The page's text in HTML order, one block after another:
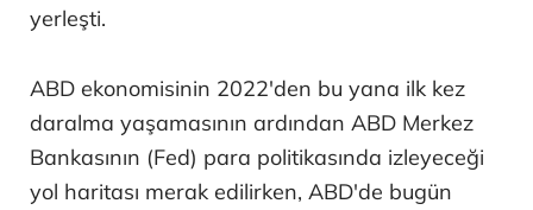
yerleşti.
ABD ekonomisinin 2022'den bu yana ilk kez
daralma yaşamasının ardından ABD Merkez
Bankasının (Fed) para politikasında izleyeceği
yol haritası merak edilirken, ABD'de bugün